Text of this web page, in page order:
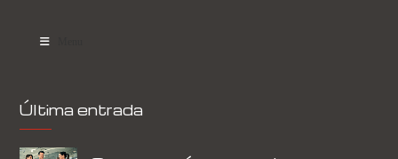
Última entrada